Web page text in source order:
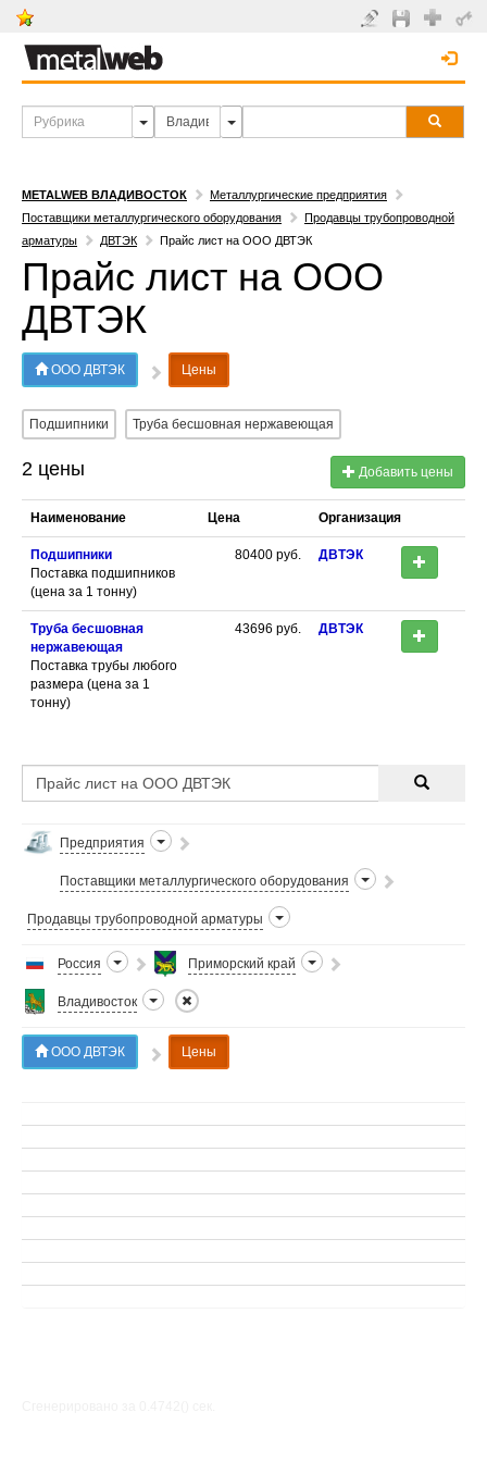
METALWEB ВЛАДИВОСТОК
Металлургические предприятия
Поставщики металлургического оборудования
Продавцы трубопроводной
арматуры
ДВТЭК Прайс лист на ООО ДВТЭК
Прайс лист на ООО
ДВТЭК
ООО ДВТЭК Цены
Подшипники Труба бесшовная нержавеющая
2 цены Добавить цены
Наименование Цена Организация
Подшипники
Поставка подшипников
(цена за 1 тонну)
80400 руб. ДВТЭК
Труба бесшовная
нержавеющая
Поставка трубы любого
размера (цена за 1
тонну)
43696 руб. ДВТЭК
Предприятия
Поставщики металлургического оборудования
Продавцы трубопроводной арматуры
Россия Приморский край
Владивосток
ООО ДВТЭК Цены